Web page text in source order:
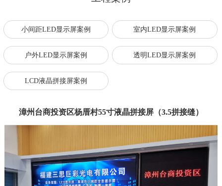
小间距LED显示屏案例 室内LED显示屏案例
户外LED显示屏案例 透明LED显示屏案例
LCD液晶拼接屏案例
漳州台商投资区杨厝村55寸液晶拼接屏（3.5拼接缝）